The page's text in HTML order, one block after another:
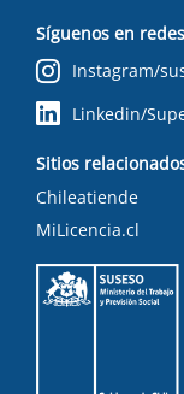
Síguenos en
Instagram/
Linkedin/
Sitios
Chileatiende
MiLicencia.cl